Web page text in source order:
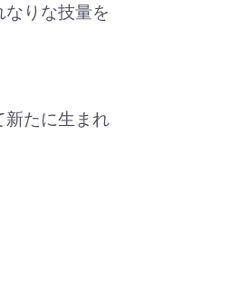
りな技量を
新たに生まれ